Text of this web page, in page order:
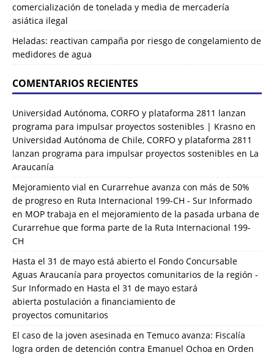
comercialización de tonelada y media de mercadería
asiática ilegal
Heladas: reactivan campaña por riesgo de congelamiento de
medidores de agua
COMENTARIOS RECIENTES
Universidad Autónoma, CORFO y plataforma 2811 lanzan
programa para impulsar proyectos sostenibles | Krasno en
Universidad Autónoma de Chile, CORFO y plataforma 2811
lanzan programa para impulsar proyectos sostenibles en La
Araucanía
Mejoramiento vial en Curarrehue avanza con más de 50%
de progreso en Ruta Internacional 199-CH - Sur Informado
en MOP trabaja en el mejoramiento de la pasada urbana de
Curarrehue que forma parte de la Ruta Internacional 199-
CH
Hasta el 31 de mayo está abierto el Fondo Concursable
Aguas Araucanía para proyectos comunitarios de la región -
Sur Informado en Hasta el 31 de mayo estará
abierta postulación a financiamiento de
proyectos comunitarios
El caso de la joven asesinada en Temuco avanza: Fiscalía
logra orden de detención contra Emanuel Ochoa en Orden